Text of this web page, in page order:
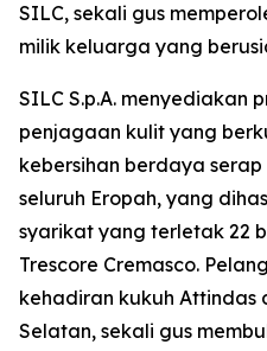
SILC, sekali gus
milik keluarga yang
SILC S.p.A. menyediakan
penjagaan kulit yang
kebersihan berdaya
seluruh Eropah, yang
syarikat yang terletak 22
Trescore Cremasco.
kehadiran kukuh Attindas
Selatan, sekali gus